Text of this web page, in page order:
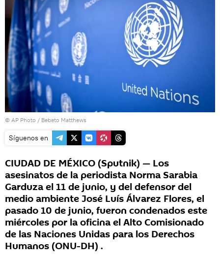
© AP Photo / Bebeto Matthews
Síguenos en
CIUDAD DE MÉXICO (Sputnik) — Los
asesinatos de la periodista Norma Sarabia
Garduza el 11 de junio, y del defensor del
medio ambiente José Luís Álvarez Flores, el
pasado 10 de junio, fueron condenados este
miércoles por la oficina el Alto Comisionado
de las Naciones Unidas para los Derechos
Humanos (ONU-DH) .